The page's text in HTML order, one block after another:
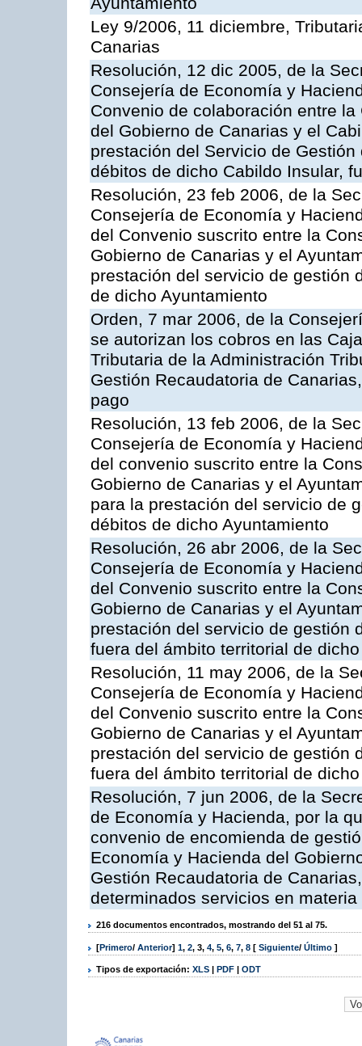
Ley 9/2006, 11 diciembre,
Canarias
Resolución, 12 dic 2005, de la
Consejería de Economía y
Convenio de colaboración entre
del Gobierno de Canarias y el
prestación del Servicio de
débitos de dicho Cabildo Insular,
Resolución, 23 feb 2006, de la
Consejería de Economía y
del Convenio suscrito entre la
Gobierno de Canarias y el
prestación del servicio de gestión
de dicho Ayuntamiento
Orden, 7 mar 2006, de la
se autorizan los cobros en las
Tributaria de la Administración
Gestión Recaudatoria de
pago
Resolución, 13 feb 2006, de la
Consejería de Economía y
del convenio suscrito entre la
Gobierno de Canarias y el
para la prestación del servicio de
débitos de dicho Ayuntamiento
Resolución, 26 abr 2006, de la
Consejería de Economía y
del Convenio suscrito entre la
Gobierno de Canarias y el
prestación del servicio de gestión
fuera del ámbito territorial de
Resolución, 11 may 2006, de la
Consejería de Economía y
del Convenio suscrito entre la
Gobierno de Canarias y el
prestación del servicio de gestión
fuera del ámbito territorial de
Resolución, 7 jun 2006, de la
de Economía y Hacienda, por la
convenio de encomienda de
Economía y Hacienda del
Gestión Recaudatoria de
determinados servicios en materia
216 documentos encontrados, mostrando del 51 al 75.
[Primero/ Anterior] 1, 2, 3, 4, 5, 6, 7, 8 [ Siguiente/ Último ]
Tipos de exportación: XLS | PDF | ODT